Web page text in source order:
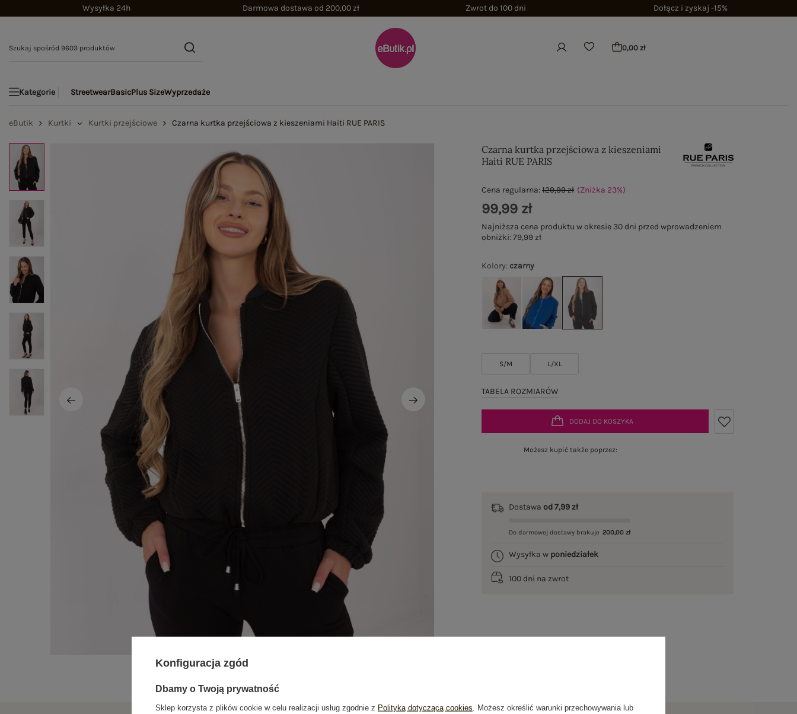
Wysyłka 24h Darmowa dostawa od 200,00 zł Zwrot do 100 dni Dołącz i zyskaj -15%
0,00 zł
Kategorie StreetwearBasicPlus SizeWyprzedaże
eButik Kurtki Kurtki przejściowe Czarna kurtka przejściowa z kieszeniami Haiti RUE PARIS
Czarna kurtka przejściowa z kieszeniami
Haiti RUE PARIS
Kolory: czarny
S/M L/XL
TABELA ROZMIARÓW
Cena regularna:129,99 zł (Zniżka 23%)
99,99 zł
Najniższa cena produktu w okresie 30 dni przed wprowadzeniem
obniżki:79,99 zł
DODAJ DO KOSZYKA
Możesz kupić także poprzez:
Dostawaod 7,99 zł
Do darmowej dostawy brakuje 200,00 zł
Wysyłka w poniedziałek
100 dni na zwrot
Konfiguracja zgód
Dbamy o Twoją prywatność
Sklep korzysta z plików cookie w celu realizacji usług zgodnie z Polityką dotyczącą cookies . Możesz określić warunki przechowywania lub